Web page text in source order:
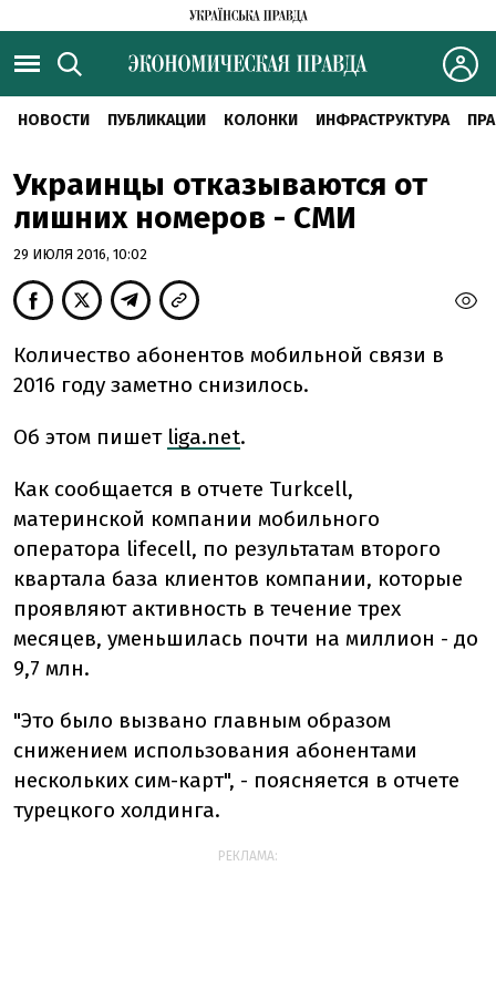
НОВОСТИ ПУБЛИКАЦИИ КОЛОНКИ ИНФРАСТРУКТУРА
Украинцы отказываются от
лишних номеров - СМИ
29 ИЮЛЯ 2016, 10:02
Количество абонентов мобильной связи в
2016 году заметно снизилось.
Об этом пишет liga.net.
Как сообщается в отчете Turkcell,
материнской компании мобильного
оператора lifecell, по результатам второго
квартала база клиентов компании, которые
проявляют активность в течение трех
месяцев, уменьшилась почти на миллион - до
9,7 млн.
"Это было вызвано главным образом
снижением использования абонентами
нескольких сим-карт", - поясняется в отчете
турецкого холдинга.
РЕКЛАМА: